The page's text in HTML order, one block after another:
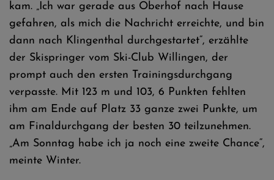
kam. „Ich war gerade aus Oberhof nach Hause
gefahren, als mich die Nachricht erreichte, und bin
dann nach Klingenthal durchgestartet“, erzählte
der Skispringer vom Ski-Club Willingen, der
prompt auch den ersten Trainingsdurchgang
verpasste. Mit 123 m und 103, 6 Punkten fehlten
ihm am Ende auf Platz 33 ganze zwei Punkte, um
am Finaldurchgang der besten 30 teilzunehmen.
„Am Sonntag habe ich ja noch eine zweite Chance“,
meinte Winter.